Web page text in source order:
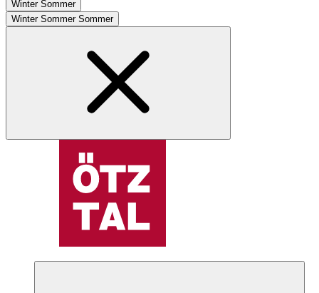
Winter Sommer
Winter Sommer Sommer